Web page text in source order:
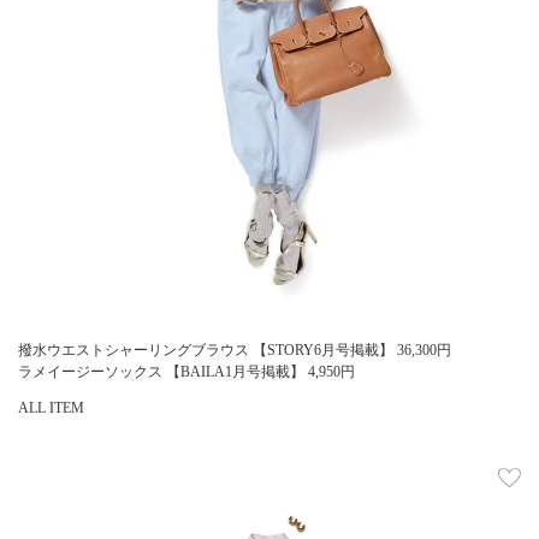
撥水ウエストシャーリングブラウス 【STORY6月号掲載】 36,300円
ラメイージーソックス 【BAILA1月号掲載】 4,950円
ALL ITEM